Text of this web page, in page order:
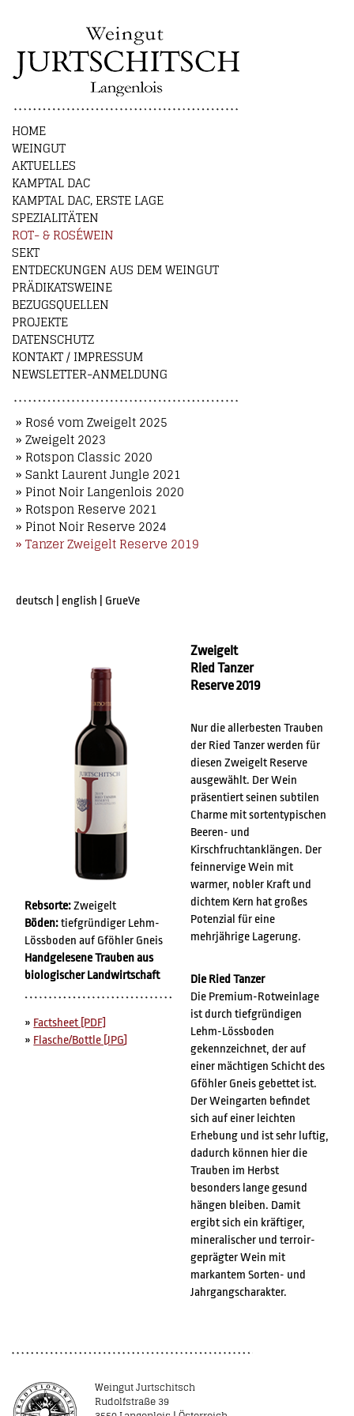
HOME
WEINGUT
AKTUELLES
KAMPTAL DAC
KAMPTAL DAC, ERSTE LAGE
SPEZIALITÄTEN
ROT- & ROSÉWEIN
SEKT
ENTDECKUNGEN AUS DEM WEINGUT
PRÄDIKATSWEINE
BEZUGSQUELLEN
PROJEKTE
DATENSCHUTZ
KONTAKT / IMPRESSUM
NEWSLETTER-ANMELDUNG
» Rosé vom Zweigelt 2025
» Zweigelt 2023
» Rotspon Classic 2020
» Sankt Laurent Jungle 2021
» Pinot Noir Langenlois 2020
» Rotspon Reserve 2021
» Pinot Noir Reserve 2024
» Tanzer Zweigelt Reserve 2019
deutsch english GrueVe
Rebsorte:Zweigelt
Böden:tiefgründiger Lehm-
Lössboden auf Gföhler Gneis
Handgelesene Trauben aus
biologischer Landwirtschaft
» Factsheet [PDF]
» Flasche/Bottle [JPG]
Zweigelt
Ried Tanzer
Reserve 2019
Nur die allerbesten Trauben
der Ried Tanzer werden für
diesen Zweigelt Reserve
ausgewählt. Der Wein
präsentiert seinen subtilen
Charme mit sortentypischen
Beeren- und
Kirschfruchtanklängen. Der
feinnervige Wein mit
warmer, nobler Kraft und
dichtem Kern hat großes
Potenzial für eine
mehrjährige Lagerung.
Die Ried Tanzer
Die Premium-Rotweinlage
ist durch tiefgründigen
Lehm-Lössboden
gekennzeichnet, der auf
einer mächtigen Schicht des
Gföhler Gneis gebettet ist.
Der Weingarten befindet
sich auf einer leichten
Erhebung und ist sehr luftig,
dadurch können hier die
Trauben im Herbst
besonders lange gesund
hängen bleiben. Damit
ergibt sich ein kräftiger,
mineralischer und terroir-
geprägter Wein mit
markantem Sorten- und
Jahrgangscharakter.
Weingut Jurtschitsch
Rudolfstraße 39